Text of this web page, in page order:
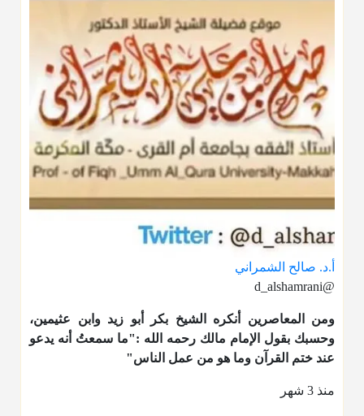
أ.د. صالح الشمراني
@d_alshamrani
ومن المعاصرين أنكره الشيخ بكر أبو زيد وابن عثيمين،
وحسبك بقول الإمام مالك رحمه الله :"ما سمعتُ أنه يدعو
عند ختم القرآن وما هو من عمل الناس"
منذ 3 شهر